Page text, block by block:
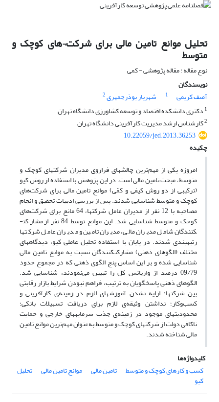
تحلیل موانع تامین مالی برای شرکت¬های کوچک و
متوسط
نوع مقاله : مقاله پژوهشی - کمی
نویسندگان
آصف کریمی
1 شهریار بوذرجمهری2
1 دکتری دانشکده اقتصاد و توسعه کشاورزی دانشگاه تهران
2کارشناس ارشد مدیریت کارآفرینی دانشگاه تهران
10.22059/jed.2013.36253
چکیده
امروزه یکی از مهم‌ترین چالش­های فراروی مدیران شرکت­های کوچک و
متوسط، مبحث تامین مالی است. در این پژوهش با استفاده از روش کیو
(ترکیبی از دو روش کیفی و کمّی) موانع تامین مالی برای شرکت‌های
کوچک و متوسط شناسایی شدند. پس از بررسی ادبیات تحقیق و انجام
مصاحبه با 12 نفر از مدیران عامل شرکت­ها، 64 مانع برای شرکت‌های
کوچک و متوسط شناسایی شد. این موانع توسط 84 نفر از مشارکت­
کنندگان شامل مدیران مالی، مدیران تامین و مدیران عامل شرکت­ها
رتبه­بندی شدند. در پایان با استفاده تحلیل عاملی کیو، دیدگاه­های
مختلف (الگوهای ذهنی) مشارکت­کنندگان نسبت به موانع تامین مالی
شناسایی شده و بر این اساس پنج الگوی ذهنی که در مجموع حدود
09/79 درصد از واریانس کل را تبیین می‌نمودند، شناسایی شد.
الگوهای ذهنی پاسخ­گویان به ترتیب، فراهم نبودن شرایط بازار رقابتی
بین شرکت­ها؛ ارایه نشدن آموزش­های لازم در زمینه‌ی کارآفرینی و
کسب‌وکار؛ نداشتن وثیقه‌ی لازم برای دریافت تسهیلات بانکی؛
محدودیت­های موجود در زمینه‌ی جذب سرمایه­های خارجی و حمایت
ناکافی دولت از شرکت­های کوچک و متوسط به‌عنوان مهم‌ترین موانع تامین
مالی شناخته شدند.
کلیدواژه‌ها
کسب و کارهای کوچک و متوسط
تامین مالی موانع تامین مالی تحلیل
کیو